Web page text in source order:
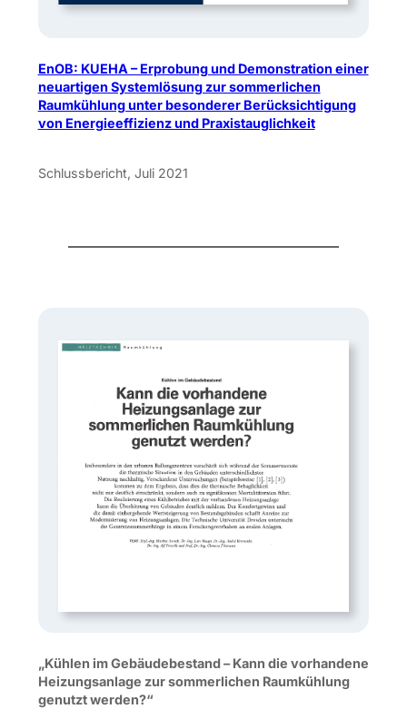
EnOB: KUEHA – Erprobung und Demonstration einer
neuartigen Systemlösung zur sommerlichen
Raumkühlung unter besonderer Berücksichtigung
von Energieeffizienz und Praxistauglichkeit
Schlussbericht, Juli 2021
„Kühlen im Gebäudebestand – Kann die vorhandene
Heizungsanlage zur sommerlichen Raumkühlung
genutzt werden?“